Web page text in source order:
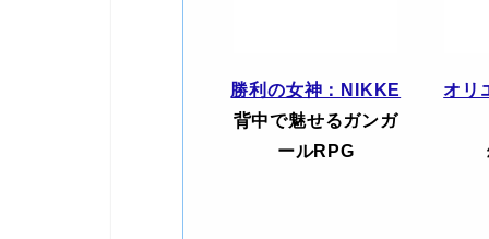
勝利の女神：NIKKE
背中で魅せるガンガ
ールRPG
オリ